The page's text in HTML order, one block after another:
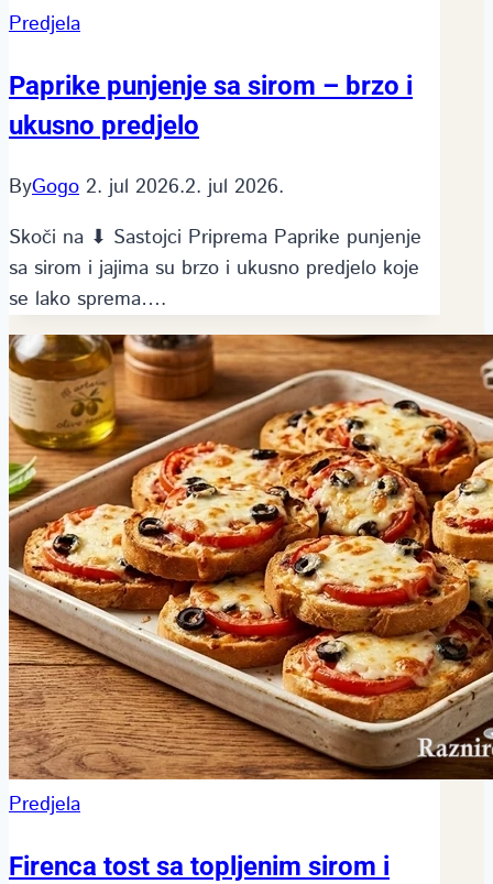
Predjela
Paprike punjenje sa sirom – brzo i
ukusno predjelo
ByGogo 2. jul 2026.2. jul 2026.
Skoči na ⬇ Sastojci Priprema Paprike punjenje
sa sirom i jajima su brzo i ukusno predjelo koje
se lako sprema….
Predjela
Firenca tost sa topljenim sirom i